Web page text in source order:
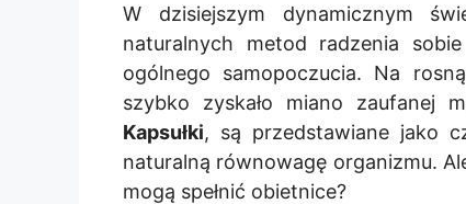
W dzisiejszym dynamicznym
naturalnych metod radzenia
ogólnego samopoczucia. Na
szybko zyskało miano zaufanej
Kapsułki, są przedstawiane jako
naturalną równowagę organizmu.
mogą spełnić obietnice?